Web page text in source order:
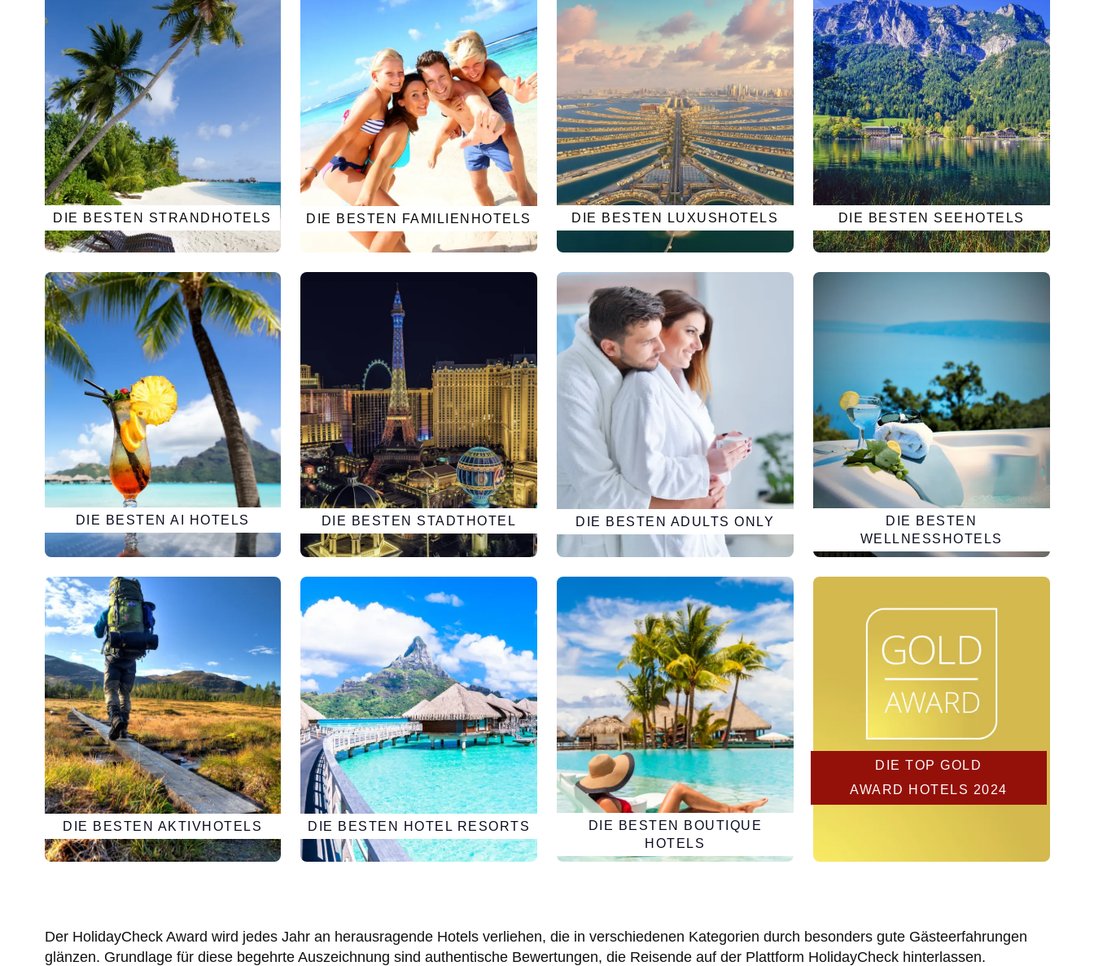
DIE BESTEN STRANDHOTELS DIE BESTEN FAMILIENHOTELS DIE BESTEN LUXUSHOTELS DIE BESTEN SEEHOTELS
DIE BESTEN AI HOTELS DIE BESTEN STADTHOTEL DIE BESTEN ADULTS ONLY
DIE BESTEN
WELLNESSHOTELS
DIE BESTEN AKTIVHOTELS DIE BESTEN HOTEL RESORTS
DIE BESTEN BOUTIQUE
HOTELS
DIE TOP GOLD
AWARD HOTELS 2024
Der HolidayCheck Award wird jedes Jahr an herausragende Hotels verliehen, die in verschiedenen Kategorien durch besonders gute Gästeerfahrungen
glänzen. Grundlage für diese begehrte Auszeichnung sind authentische Bewertungen, die Reisende auf der Plattform HolidayCheck hinterlassen.